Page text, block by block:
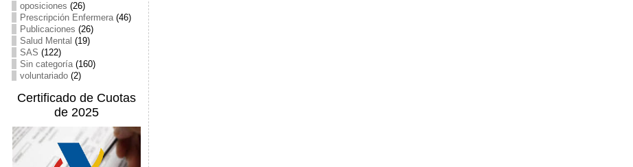
oposiciones (26)
Prescripción Enfermera(46)
Publicaciones (26)
Salud Mental (19)
SAS (122)
Sin categoría(160)
voluntariado(2)
Certificado de Cuotas
de 2025